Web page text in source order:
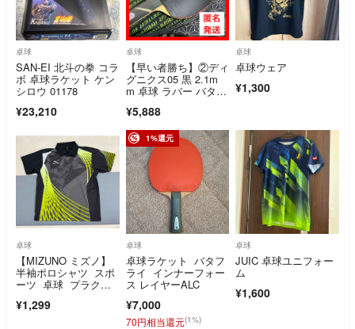
卓球
SAN-EI 北斗の拳 コラ
ボ 卓球ラケット ケン
シロウ 01178
¥23,210
卓球
【早い者勝ち】②ディ
グニクス05 黒 2.1m
m 卓球 ラバー バタフ
¥5,888
卓球
卓球ウェア
¥1,300
卓球
【MIZUNO ミズノ】
半袖ポロシャツ スポ
ーツ 卓球 プラクテ
¥1,299
1%還元
卓球
卓球ラケット バタフ
ライ インナーフォー
ス レイヤーALC
¥7,000
70円相当還元(1%)
卓球
JUIC 卓球ユニフォー
ム
¥1,600